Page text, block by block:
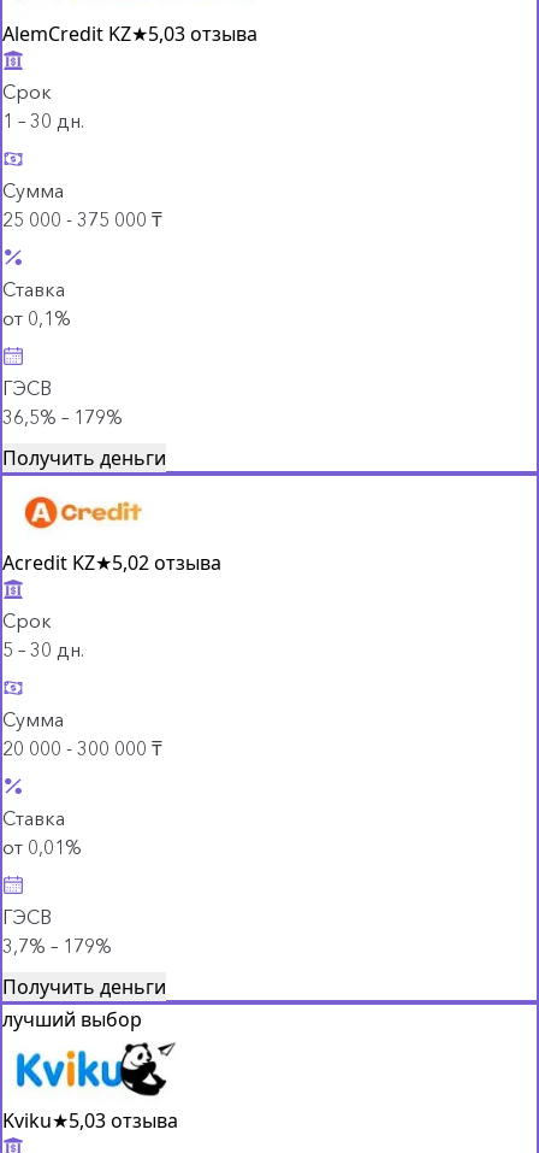
AlemCredit KZ★5,03 отзыва
Срок
1 – 30 дн.
Сумма
25 000 - 375 000 ₸
Ставка
от 0,1%
ГЭСВ
36,5% – 179%
Получить деньги
Acredit KZ★5,02 отзыва
Срок
5 – 30 дн.
Сумма
20 000 - 300 000 ₸
Ставка
от 0,01%
ГЭСВ
3,7% – 179%
Получить деньги
лучший выбор
Kviku★5,03 отзыва